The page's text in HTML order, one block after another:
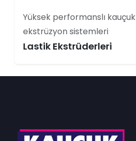
Yüksek performanslı kauçuk
ekstrüzyon sistemleri
Lastik Ekstrüderleri